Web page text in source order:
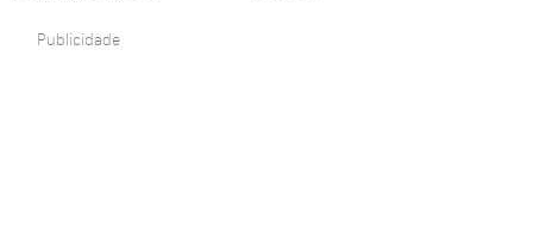
Publicidade